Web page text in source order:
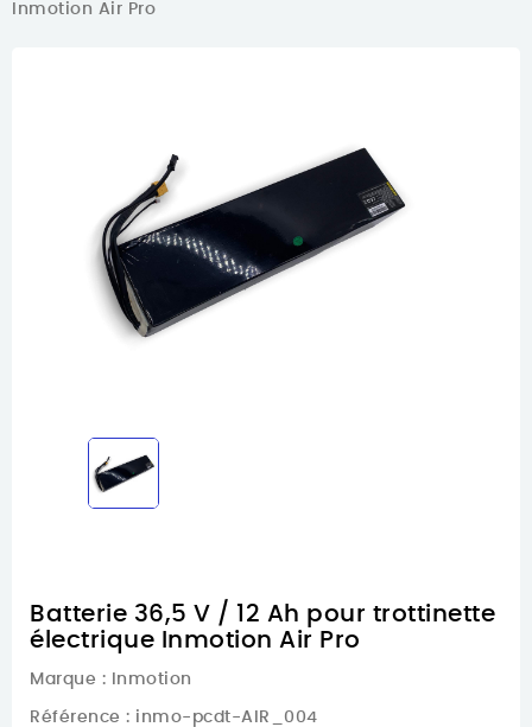
Inmotion Air Pro
Batterie 36,5 V / 12 Ah pour trottinette
électrique Inmotion Air Pro
Marque : Inmotion
Référence : inmo-pcdt-AIR_004